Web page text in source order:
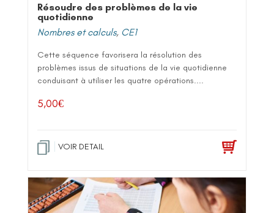
Résoudre des problèmes de la vie
quotidienne
Nombres et calculs, CE1
Cette séquence favorisera la résolution des
problèmes issus de situations de la vie quotidienne
conduisant à utiliser les quatre opérations....
5,00€
VOIR DETAIL